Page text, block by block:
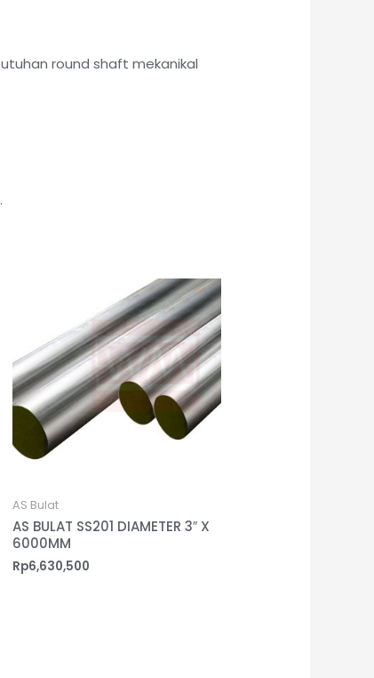
round shaft mekanikal
AS Bulat
AS BULAT SS201 DIAMETER 3″ X
6000MM
Rp6,630,500